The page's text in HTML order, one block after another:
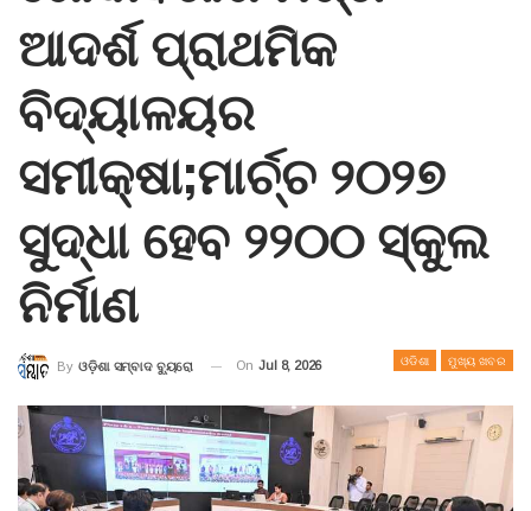
ଆଦର୍ଶ ପ୍ରାଥମିକ
ବିଦ୍ୟାଳୟର
ସମୀକ୍ଷା;ମାର୍ଚ୍ଚ ୨୦୨୭
ସୁଦ୍ଧା ହେବ ୨୨୦୦ ସ୍କୁଲ
ନିର୍ମାଣ
ଓଡିଶା ମୁଖ୍ୟ ଖବର
By ଓଡ଼ିଶା ସମ୍ବାଦ ବ୍ୟୁରୋ On Jul 8, 2026